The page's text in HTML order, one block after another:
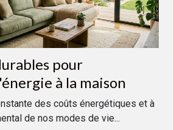
pour
à la maison
des coûts énergétiques et à
de nos modes de vie...